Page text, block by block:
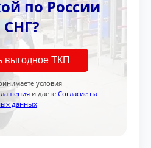
по России
выгодное ТКП
условия
и даете Согласие на
данных